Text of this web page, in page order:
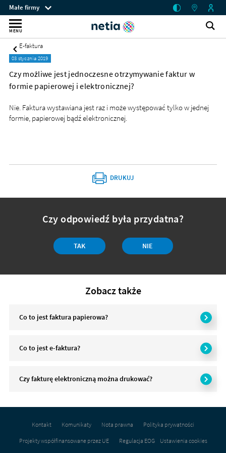
Czy
możliwe
jest
jednoczesne
otrzymywanie
faktur
formie
papierowej
Małe
Menu
przestrzeni
klienckich
Małe firmy
MENU Internet
bez
dla
małych
firm
–
stacjonarny
Wyszukiwarka
E-faktura
03 stycznia 2019
Czy możliwe jest jednoczesne otrzymywanie faktur w
formie papierowej i elektronicznej?
Nie. Faktura wystawiana jest raz i może występować tylko w jednej
formie, papierowej bądź elektronicznej.
DRUKUJ
Czy odpowiedź była przydatna?
odpowiedź
TAK NIE
Zobacz także
Co to jest faktura papierowa?
Co to jest e-faktura?
Czy fakturę elektroniczną można drukować?
Kontakt Komunikaty Nota prawna Polityka prywatności
Projekty współfinansowane przez UE Regulacja EOG Ustawienia cookies